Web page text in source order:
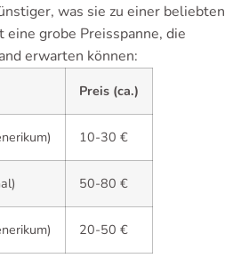
was sie zu einer beliebten
grobe Preisspanne, die
erwarten können:
Preis (ca.)
10-30 €
50-80 €
20-50 €